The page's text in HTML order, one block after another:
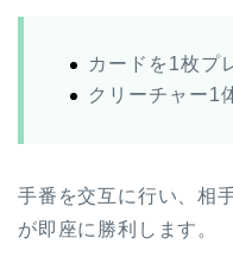
カードを1枚プ
クリーチャー1
手番を交互に行い、相
が即座に勝利します。